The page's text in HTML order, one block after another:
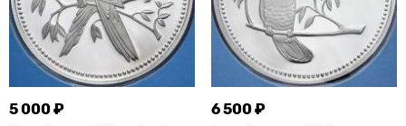
5 000 ₽ 6 500 ₽